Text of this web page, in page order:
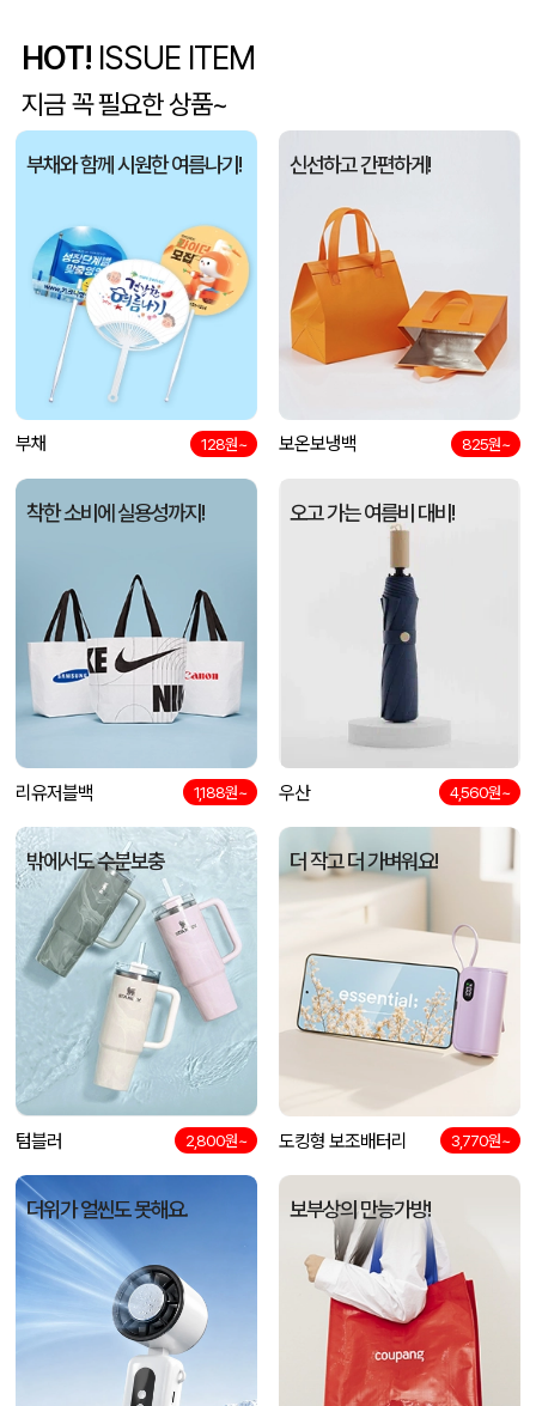
박OO
김OO 장바구니형 컬러 타포린백 대형(4색) (중량 140g±5)(400x250x400mm) 08-10
박OO
박OO 액센 U26 블럭 메탈 USB메모리 4GB~128GB 08-10
최OO 08-10
최OO 08-10
박OO 투명 빨대 텀블러 450ml 08-10
HOT! ISSUE ITEM
지금 꼭 필요한 상품~
부채와 함께 시원한 여름나기!
부채 128원~
신선하고 간편하게!
보온보냉백 825원~
착한 소비에 실용성까지!
리유저블백 1,188원~
오고 가는 여름비 대비!
우산 4,560원~
밖에서도 수분보충
텀블러 2,800원~
더 작고 더 가벼워요!
도킹형 보조배터리 3,770원~
더위가 얼씬도 못해요. 보부상의 만능가방!